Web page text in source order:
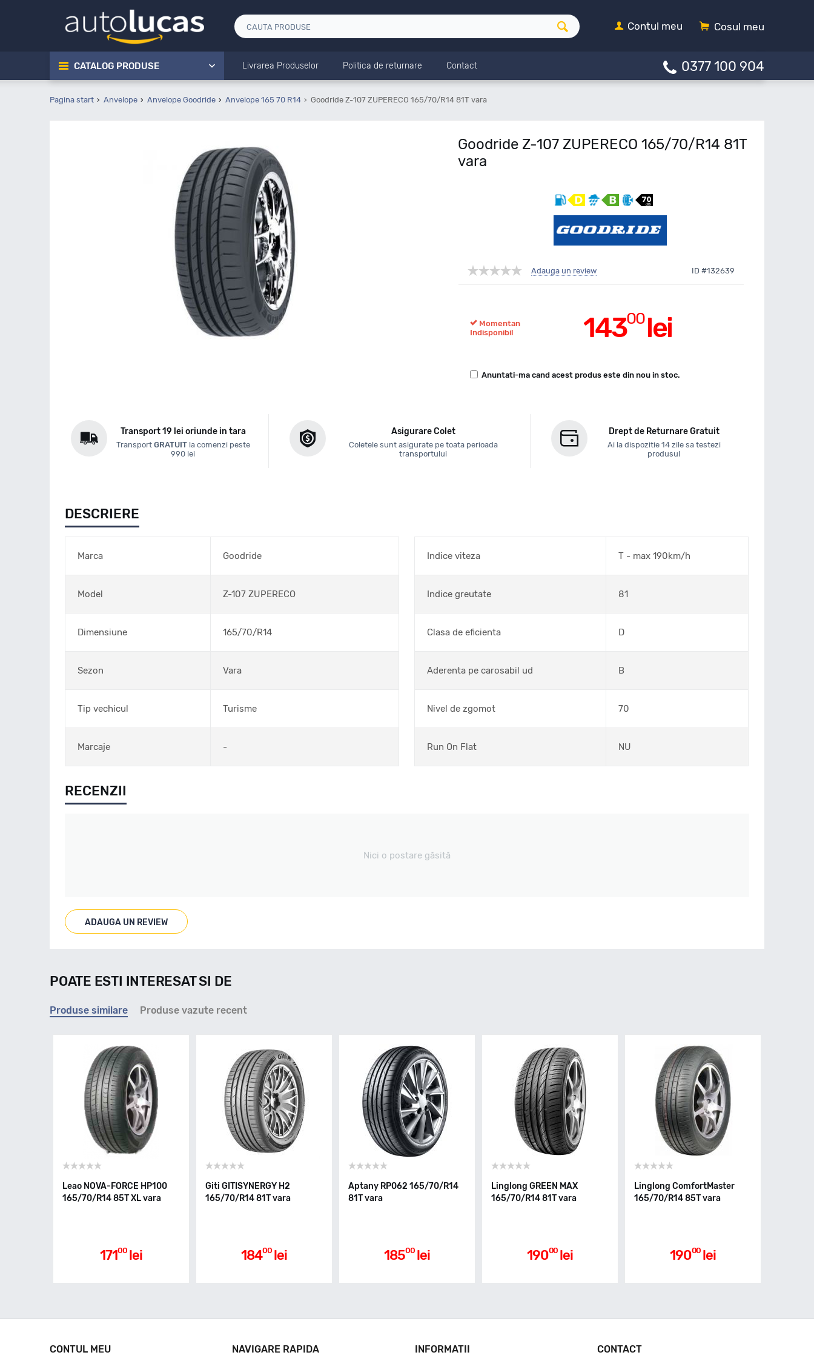
Cosul meu
Contul meu
CATALOG PRODUSE Livrarea Produselor Politica de returnare Contact 0377 100 904
Pagina start Anvelope Anvelope Goodride Anvelope 165 70 R14 Goodride Z-107 ZUPERECO 165/70/R14 81T vara
Goodride Z-107 ZUPERECO 165/70/R14 81T
vara
Adauga un review ID #132639
14300lei
Momentan
Indisponibil
Anuntati-ma cand acest produs este din nou in stoc.
Transport 19 lei oriunde in tara
Transport GRATUITla comenzi peste
990 lei
Asigurare Colet
Coletele sunt asigurate pe toata perioada
transportului
Drept de Returnare Gratuit
Ai la dispozitie 14 zile sa testezi
produsul
DESCRIERE
Marca Goodride
Model Z-107 ZUPERECO
Dimensiune 165/70/R14
Sezon Vara
Tip vechicul Turisme
Marcaje -
Indice viteza T - max 190km/h
Indice greutate 81
Clasa de eficienta D
Aderenta pe carosabil ud B
Nivel de zgomot 70
Run On Flat NU
RECENZII
Nici o postare găsită
ADAUGA UN REVIEW
POATE ESTI INTERESAT SI DE
Produse similare Produse vazute recent
Leao NOVA-FORCE HP100
165/70/R14 85T XL vara
17100 lei
Giti GITISYNERGY H2
165/70/R14 81T vara
18400 lei
Aptany RP062 165/70/R14
81T vara
18500 lei
Linglong GREEN MAX
165/70/R14 81T vara
19000 lei
Linglong ComfortMaster
165/70/R14 85T vara
19000 lei
CONTUL MEU NAVIGARE RAPIDA INFORMATII CONTACT